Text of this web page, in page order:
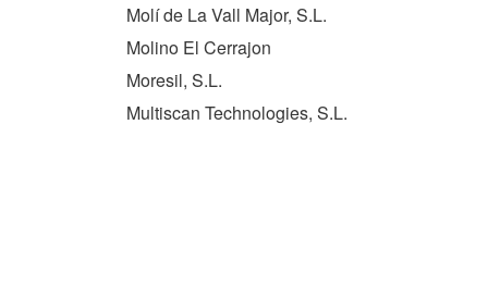
Molí de La Vall Major, S.L.
Molino El Cerrajon
Moresil, S.L.
Multiscan Technologies, S.L.